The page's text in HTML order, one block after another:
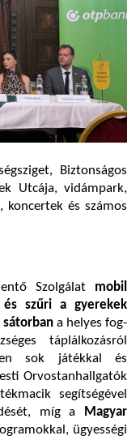
Biztonságos
Utcája, vidámpark,
koncertek és számos
Szolgálat mobil
és szűri a gyerekek
a helyes fog-
táplálkozásról
sok játékkal és
Orvostanhallgatók
segítségével
míg a
Magyar
ügyességi